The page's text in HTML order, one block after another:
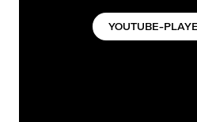
YOUTUBE-